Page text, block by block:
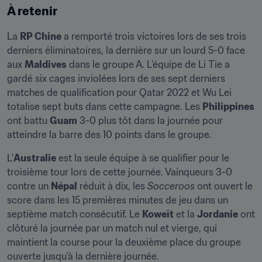
À retenir
La RP Chine a remporté trois victoires lors de ses trois
derniers éliminatoires, la dernière sur un lourd 5-0 face
aux Maldives dans le groupe A. L'équipe de Li Tie a
gardé six cages inviolées lors de ses sept derniers
matches de qualification pour Qatar 2022 et Wu Lei
totalise sept buts dans cette campagne. Les Philippines
ont battu Guam 3-0 plus tôt dans la journée pour
atteindre la barre des 10 points dans le groupe.
L'Australie est la seule équipe à se qualifier pour le
troisième tour lors de cette journée. Vainqueurs 3-0
contre un Népal réduit à dix, les Socceroos ont ouvert le
score dans les 15 premières minutes de jeu dans un
septième match consécutif. Le Koweït et la Jordanie ont
clôturé la journée par un match nul et vierge, qui
maintient la course pour la deuxième place du groupe
ouverte jusqu'à la dernière journée.